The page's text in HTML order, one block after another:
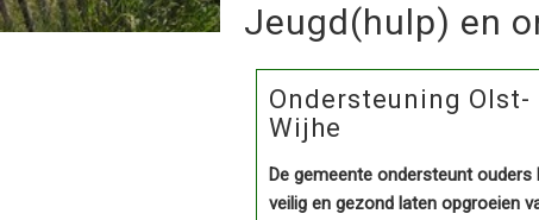
Jeugd(hulp) en
Ondersteuning Olst-
Wijhe
De gemeente ondersteunt ouders
veilig en gezond laten opgroeien